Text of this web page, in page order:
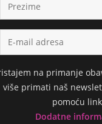
na primanje
više primati naš
pomoću
Dodatne